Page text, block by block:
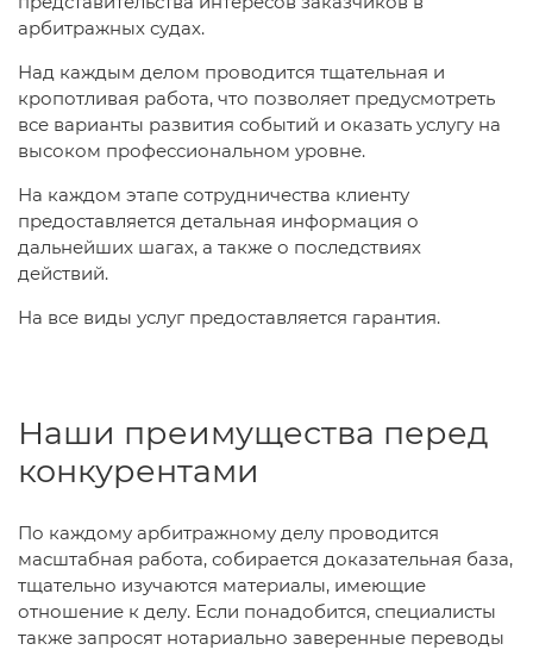
арбитражных судах.
Над каждым делом проводится тщательная и
кропотливая работа, что позволяет предусмотреть
все варианты развития событий и оказать услугу на
высоком профессиональном уровне.
На каждом этапе сотрудничества клиенту
предоставляется детальная информация о
дальнейших шагах, а также о последствиях
действий.
На все виды услуг предоставляется гарантия.
Наши преимущества перед
конкурентами
По каждому арбитражному делу проводится
масштабная работа, собирается доказательная база,
тщательно изучаются материалы, имеющие
отношение к делу. Если понадобится, специалисты
также запросят нотариально заверенные переводы